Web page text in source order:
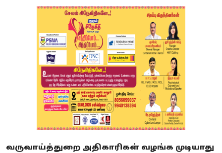
வருவாய்த்துறை அதிகாரிகள் வழங்க முடியாது